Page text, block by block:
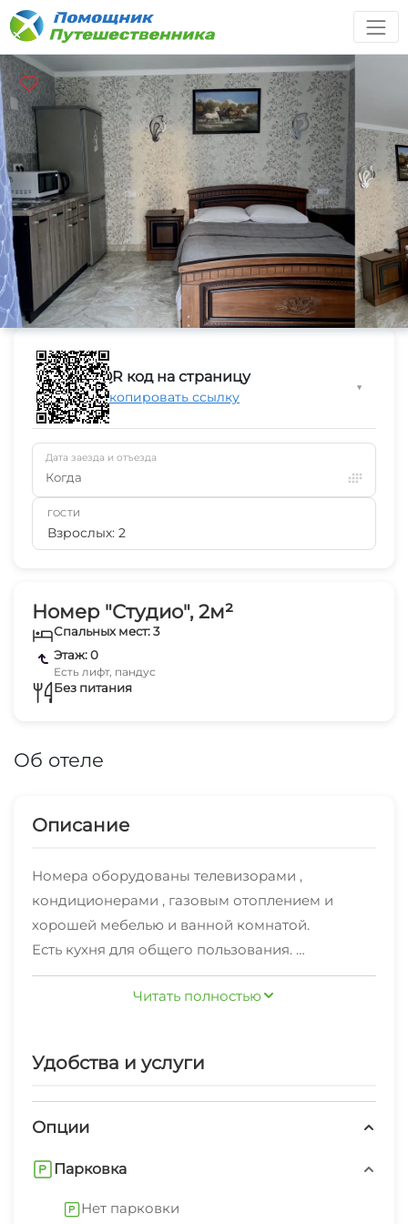
Номер "Студио", 2м²
Спальных мест: 3
Этаж: 0
Есть лифт, пандус
Без питания
Об отеле
Описание
Номера оборудованы телевизорами ,
кондиционерами , газовым отоплением и
хорошей мебелью и ванной комнатой.
Есть кухня для общего пользования.
Дом находиться в районе олимпийского парка
в двух ста метров от трассы формулы , рядом
также множественно различных магазинов....
территории объекты есть wi-fi бесплатно,
дворе можно посидеть попить чай , кофе ,
Читать полностью
Удобства и услуги
Опции
Парковка
Нет парковки
QR код на страницу
Скопировать ссылку
▼
Дата заезда и отъезда
Когда
ГОСТИ
Взрослых: 2